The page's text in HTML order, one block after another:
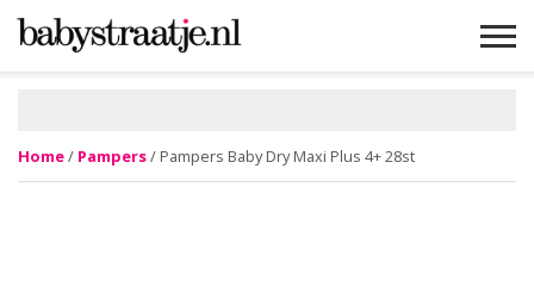
Home/ Pampers/ Pampers Baby Dry Maxi Plus 4+ 28st